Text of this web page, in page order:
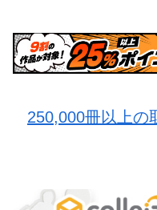
250,000冊以上の